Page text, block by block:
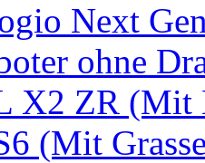
Next
ohne
X2 ZR (Mit
(Mit